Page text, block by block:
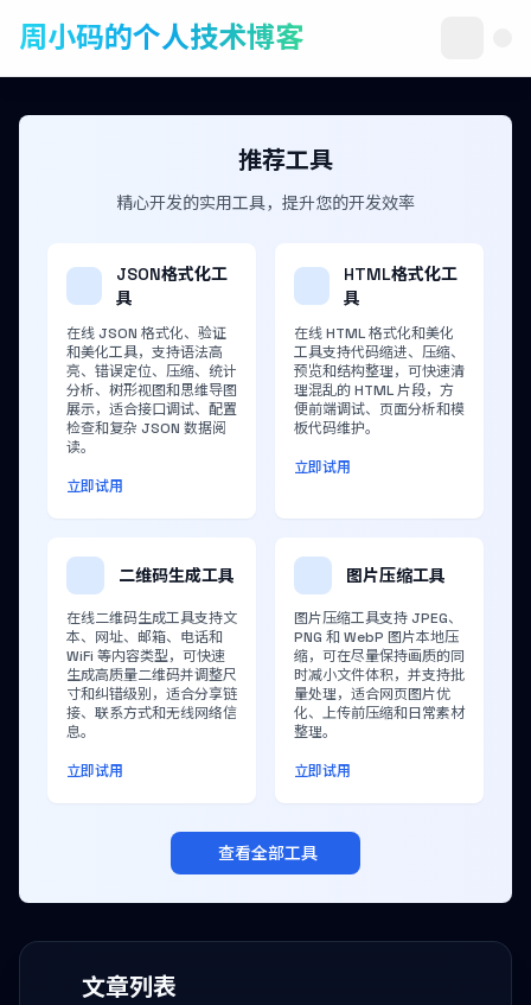
周小码的个人技术博客
文章列表
推荐工具
精心开发的实用工具，提升您的开发效率
JSON格式化工
具
在线 JSON 格式化、验证
和美化工具，支持语法高
亮、错误定位、压缩、统计
分析、树形视图和思维导图
展示，适合接口调试、配置
检查和复杂 JSON 数据阅
读。
立即试用
HTML格式化工
具
在线 HTML 格式化和美化
工具支持代码缩进、压缩、
预览和结构整理，可快速清
理混乱的 HTML 片段，方
便前端调试、页面分析和模
板代码维护。
立即试用
二维码生成工具
在线二维码生成工具支持文
本、网址、邮箱、电话和
WiFi 等内容类型，可快速
生成高质量二维码并调整尺
寸和纠错级别，适合分享链
接、联系方式和无线网络信
息。
立即试用
图片压缩工具
图片压缩工具支持 JPEG、
PNG 和 WebP 图片本地压
缩，可在尽量保持画质的同
时减小文件体积，并支持批
量处理，适合网页图片优
化、上传前压缩和日常素材
整理。
立即试用
查看全部工具